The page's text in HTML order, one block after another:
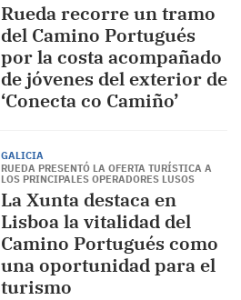
Rueda recorre un tramo
del Camino Portugués
por la costa acompañado
de jóvenes del exterior de
‘Conecta co Camiño’
GALICIA
RUEDA PRESENTÓ LA OFERTA TURÍSTICA A
LOS PRINCIPALES OPERADORES LUSOS
La Xunta destaca en
Lisboa la vitalidad del
Camino Portugués como
una oportunidad para el
turismo